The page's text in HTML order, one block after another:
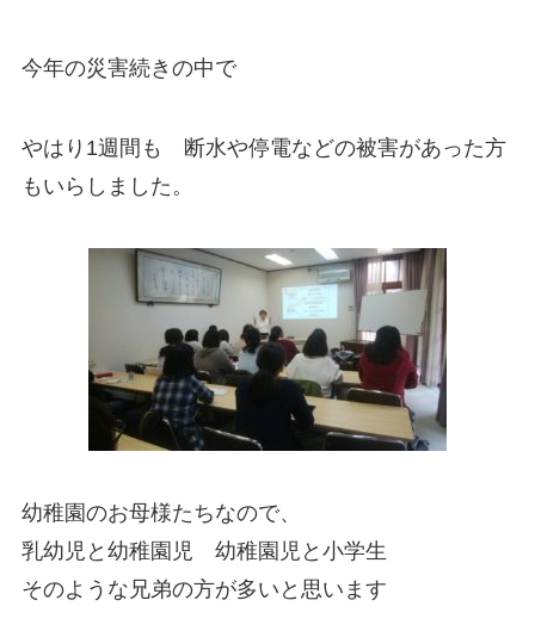
今年の災害続きの中で
やはり1週間も 断水や停電などの被害があった方
もいらしました。
幼稚園のお母様たちなので、
乳幼児と幼稚園児 幼稚園児と小学生
そのような兄弟の方が多いと思います